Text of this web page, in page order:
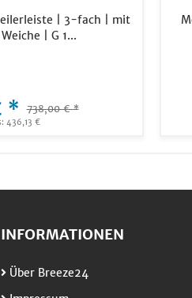
| 3-fach | mit
| G 1...
* 738,00 € *
436,13 €
INFORMATIONEN
Über Breeze24